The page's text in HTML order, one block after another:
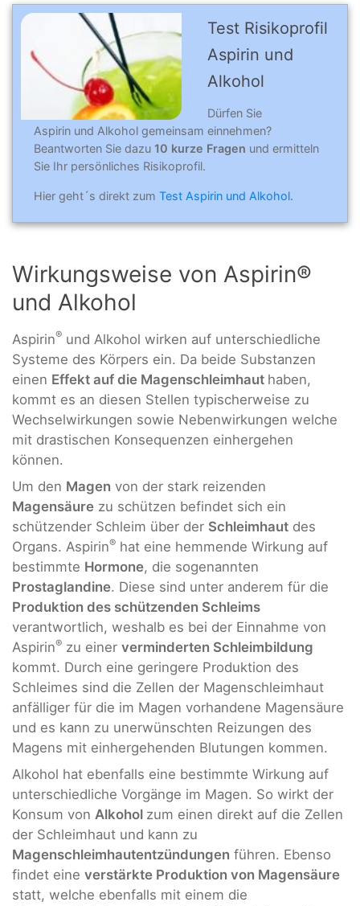
Test Risikoprofil
Aspirin und
Alkohol
Dürfen Sie
Aspirin und Alkohol gemeinsam einnehmen?
Beantworten Sie dazu 10 kurze Fragen und ermitteln
Sie Ihr persönliches Risikoprofil.
Hier geht´s direkt zum Test Aspirin und Alkohol.
Wirkungsweise von Aspirin®
und Alkohol
Aspirin® und Alkohol wirken auf unterschiedliche
Systeme des Körpers ein. Da beide Substanzen
einen Effekt auf die Magenschleimhaut haben,
kommt es an diesen Stellen typischerweise zu
Wechselwirkungen sowie Nebenwirkungen welche
mit drastischen Konsequenzen einhergehen
können.
Um den Magen von der stark reizenden
Magensäure zu schützen befindet sich ein
schützender Schleim über der Schleimhaut des
Organs. Aspirin® hat eine hemmende Wirkung auf
bestimmte Hormone, die sogenannten
Prostaglandine. Diese sind unter anderem für die
Produktion des schützenden Schleims
verantwortlich, weshalb es bei der Einnahme von
Aspirin® zu einer verminderten Schleimbildung
kommt. Durch eine geringere Produktion des
Schleimes sind die Zellen der Magenschleimhaut
anfälliger für die im Magen vorhandene Magensäure
und es kann zu unerwünschten Reizungen des
Magens mit einhergehenden Blutungen kommen.
Alkohol hat ebenfalls eine bestimmte Wirkung auf
unterschiedliche Vorgänge im Magen. So wirkt der
Konsum von Alkohol zum einen direkt auf die Zellen
der Schleimhaut und kann zu
Magenschleimhautentzündungen führen. Ebenso
findet eine verstärkte Produktion von Magensäure
statt, welche ebenfalls mit einem die